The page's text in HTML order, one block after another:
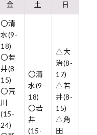
金 土 日
〇清
水(9-
18)
〇若
井(8-
15)
〇荒
川
(15-
24)
〇清
水(9-
18)
〇若
井
(15-
△大
治(8-
17)
△若
井(8-
15)
△角
田